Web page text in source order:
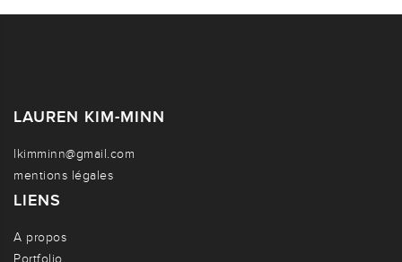
LAUREN KIM-MINN
lkimminn@gmail.com
mentions légales
LIENS
A propos
Portfolio